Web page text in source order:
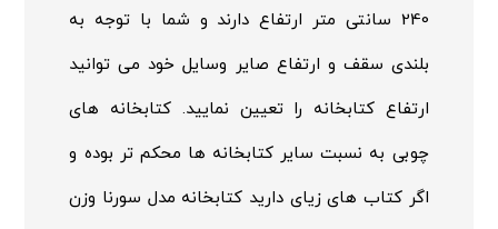
240 سانتی متر ارتفاع دارند و شما با توجه به
بلندی سقف و ارتفاع صایر وسایل خود می توانید
ارتفاع کتابخانه را تعیین نمایید. کتابخانه های
چوبی به نسبت سایر کتابخانه ها محکم تر بوده و
اگر کتاب های زیای دارید کتابخانه مدل سورنا وزن